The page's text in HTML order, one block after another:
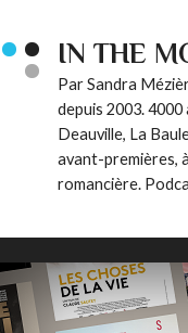
IN THE
Par Sandra
depuis 2003.
Deauville, La
avant-premières,
romancière.